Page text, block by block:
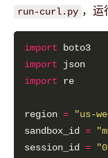
run-curl.py ，运
import
import
import
region =
"us-
sandbox_id =
session_id =